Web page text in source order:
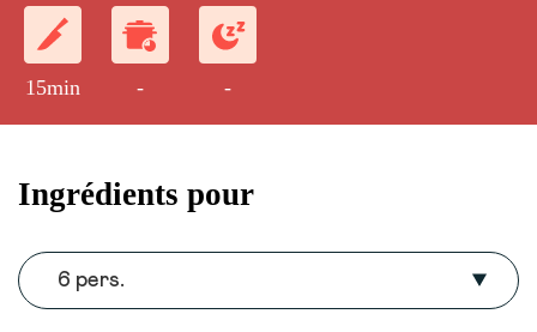
15min - -
Ingrédients pour
6 pers.